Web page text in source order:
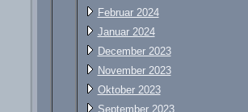
Februar 2024
Januar 2024
December 2023
November 2023
Oktober 2023
September 2023